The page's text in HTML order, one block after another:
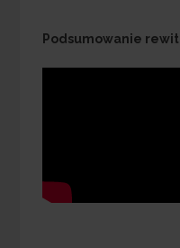
Podsumowanie